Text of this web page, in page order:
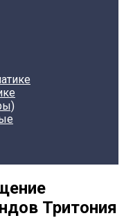
Тритония